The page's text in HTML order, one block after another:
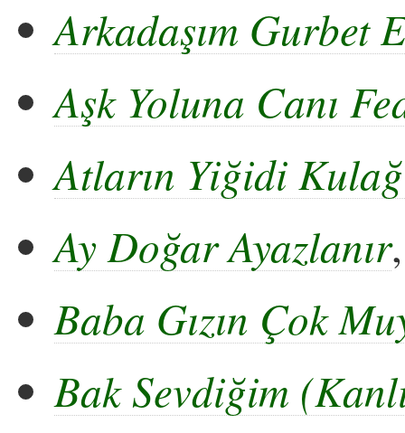
Arkadaşım Gurbet
Aşk Yoluna Canı
Atların Yiğidi
Ay Doğar Ayazlanır
Baba Gızın Çok
Bak Sevdiğim